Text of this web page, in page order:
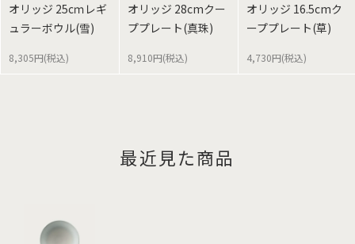
オリッジ 25cｍレギ
ュラーボウル(雪)
8,305円(税込)
オリッジ 28cmクー
ププレート(真珠)
8,910円(税込)
オリッジ 16.5cmク
ーププレート(草)
4,730円(税込)
最近見た商品